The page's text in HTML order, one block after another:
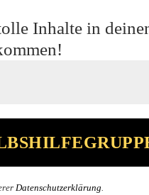
Inhalte in
Datenschutzerklärung.